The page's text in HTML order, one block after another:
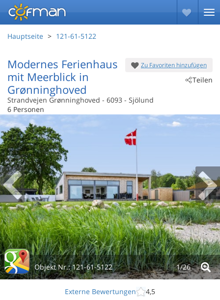
Hauptseite 121-61-5122
Zu Favoriten hinzufügen
Teilen
Modernes Ferienhaus
mit Meerblick in
Grønninghoved
Strandvejen Grønninghoved
- Grönninghoved
- 6093 - Sjölund
6 Personen
Objekt Nr.:121-61-5122 1/26
Externe Bewertungen
4,5